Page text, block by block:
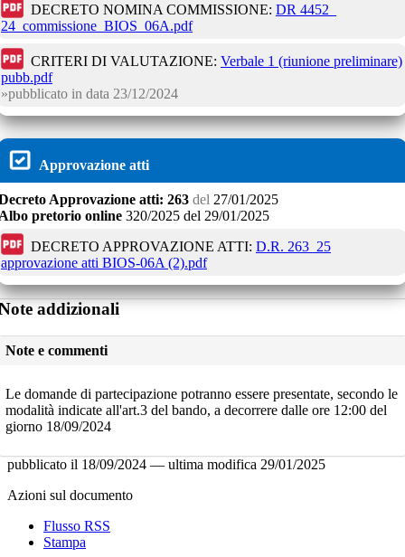
DECRETO NOMINA COMMISSIONE: DR 4452_
24_commissione_BIOS_06A.pdf
CRITERI DI VALUTAZIONE: Verbale 1 (riunione preliminare)
pubb.pdf
pubblicato in data 23/12/2024
Approvazione atti
Approvazione atti: 263 del 27/01/2025
pretorio online 320/2025 del 29/01/2025
DECRETO APPROVAZIONE ATTI: D.R. 263_25
approvazione atti BIOS-06A (2).pdf
addizionali
Note e commenti
Le domande di partecipazione potranno essere presentate, secondo le
modalità indicate all'art.3 del bando, a decorrere dalle ore 12:00 del
giorno 18/09/2024
pubblicato il 18/09/2024 — ultima modifica 29/01/2025
Azioni sul documento
Flusso RSS
Stampa